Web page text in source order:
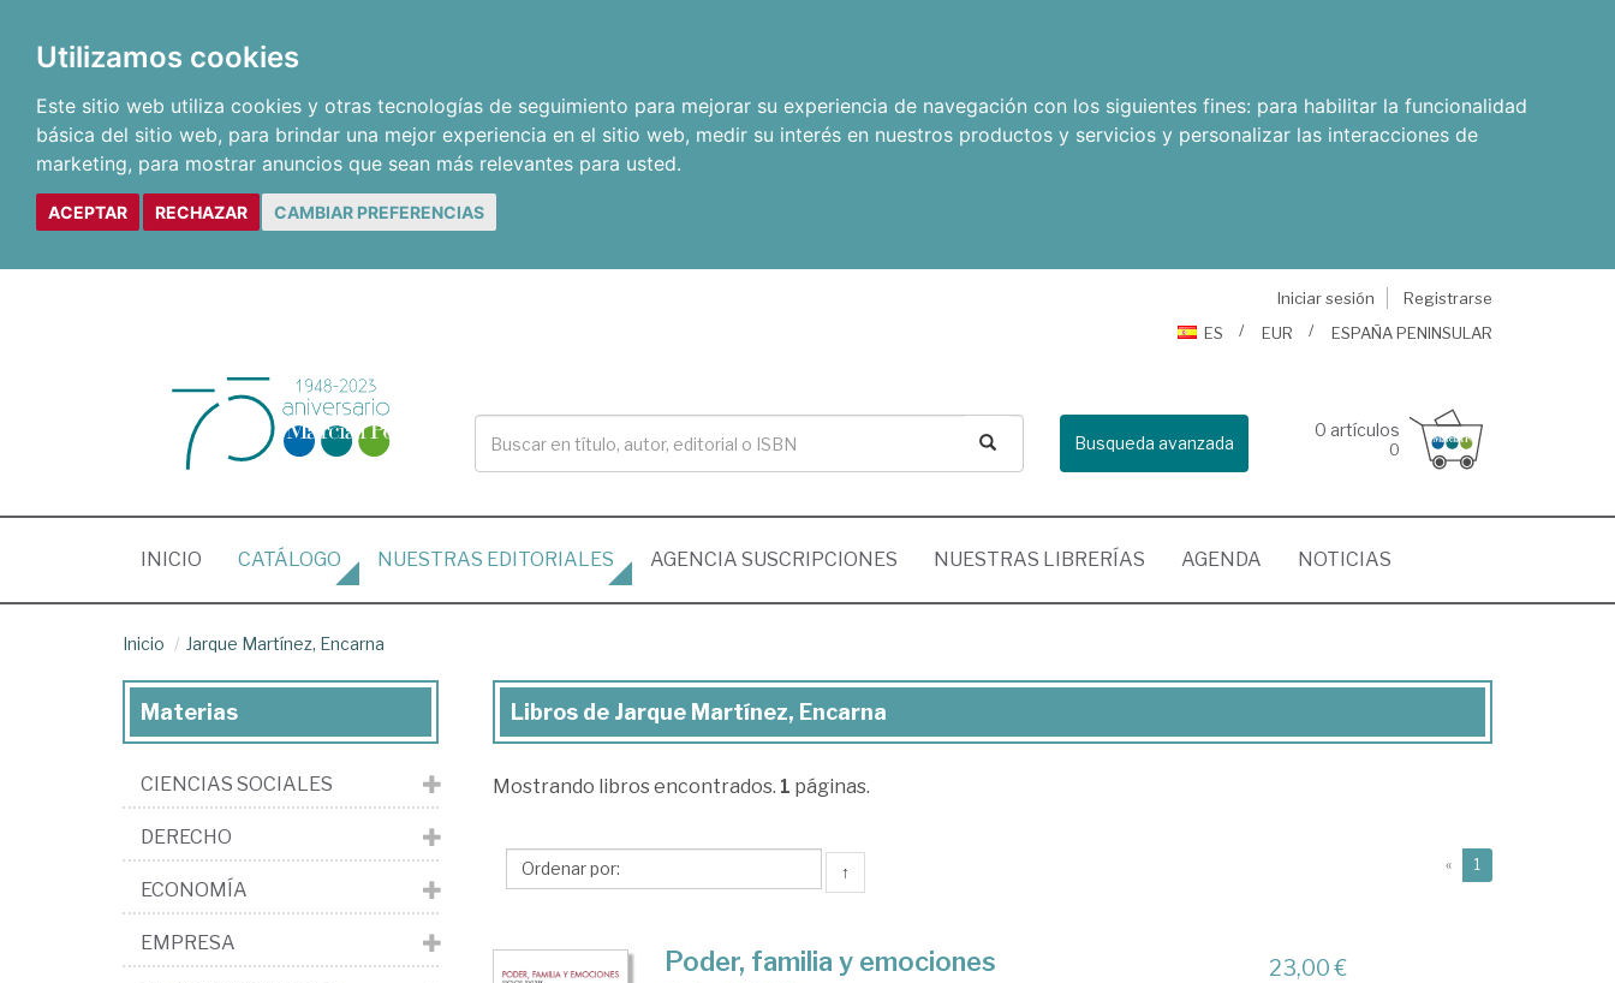
Utilizamos cookies
Este sitio web utiliza cookies y otras tecnologías de seguimiento para mejorar su experiencia de navegación con los siguientes fines: para habilitar la funcionalidad
básica del sitio web, para brindar una mejor experiencia en el sitio web, medir su interés en nuestros productos y servicios y personalizar las interacciones de
marketing, para mostrar anuncios que sean más relevantes para usted.
ACEPTAR RECHAZAR CAMBIAR PREFERENCIAS
Iniciar sesión
Registrarse
ES
EUR ESPAÑA PENINSULAR
Busqueda avanzada
0 artículos
0
INICIO (CURRENT)
CATÁLOGO NUESTRAS EDITORIALES AGENCIA SUSCRIPCIONES NUESTRAS LIBRERÍAS AGENDA NOTICIAS
Inicio Jarque Martínez, Encarna
Libros
Jarque
Encarna
Libros de Jarque Martínez, Encarna
Mostrando libros encontrados. 1 páginas.
↑ « 1
Poder, familia y emociones 23,00 €
Materias
CIENCIAS SOCIALES
DERECHO
ECONOMÍA
EMPRESA